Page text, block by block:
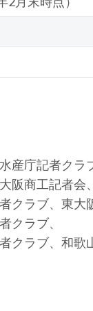
産庁記者クラ
阪商工記者会、
クラブ、東大
クラブ、
クラブ、和歌